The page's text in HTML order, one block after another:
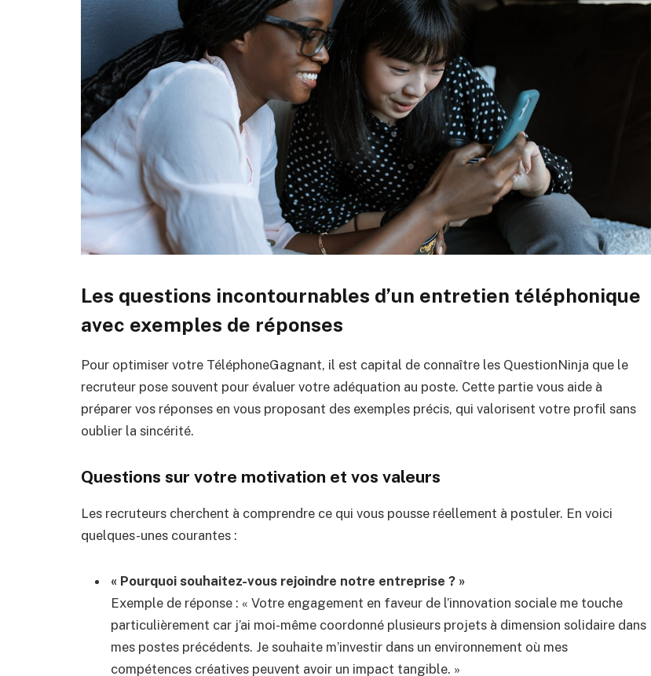
Les questions incontournables d’un entretien téléphonique
avec exemples de réponses
Pour optimiser votre TéléphoneGagnant, il est capital de connaître les QuestionNinja que le
recruteur pose souvent pour évaluer votre adéquation au poste. Cette partie vous aide à
préparer vos réponses en vous proposant des exemples précis, qui valorisent votre profil sans
oublier la sincérité.
Questions sur votre motivation et vos valeurs
Les recruteurs cherchent à comprendre ce qui vous pousse réellement à postuler. En voici
quelques-unes courantes :
« Pourquoi souhaitez-vous rejoindre notre entreprise ? »
Exemple de réponse : « Votre engagement en faveur de l’innovation sociale me touche
particulièrement car j’ai moi-même coordonné plusieurs projets à dimension solidaire dans
mes postes précédents. Je souhaite m’investir dans un environnement où mes
compétences créatives peuvent avoir un impact tangible. »